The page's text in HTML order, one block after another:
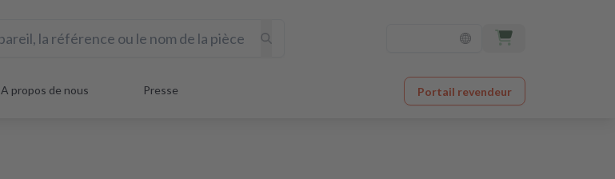
A propos de nous Presse Portail revendeur